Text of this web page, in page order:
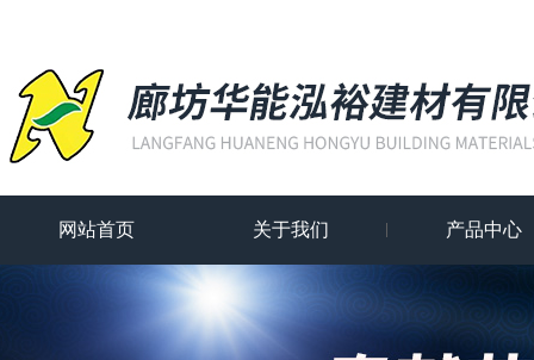
网站首页 关于我们 产品中心